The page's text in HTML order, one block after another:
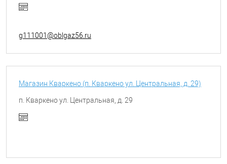
g111001@oblgaz56.ru
Магазин Кваркено (п. Кваркено ул. Центральная, д. 29)
п. Кваркено ул. Центральная, д. 29